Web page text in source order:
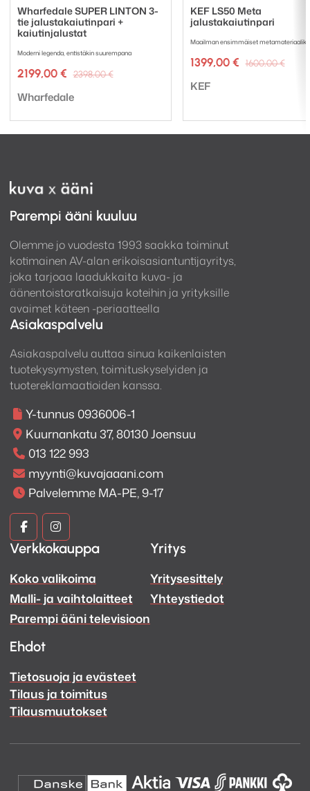
Wharfedale SUPER LINTON 3-
tie jalustakaiutinpari +
kaiutinjalustat
Moderni legenda, entistäkin suurempana
2398,00€Alkuperäinen
2199,00 €
Nykyinen
Tuotemerkki:
Wharfedale
KEF LS50 Meta
jalustakaiutinpari
Maailman ensimmäiset
1600,00€
1399,00 €
Tuotemerkki:
KEF
Parempi ääni kuuluu
Olemme jo vuodesta 1993 saakka toiminut
kotimainen AV-alan erikoisasiantuntijayritys,
joka tarjoaa laadukkaita kuva- ja
äänentoistoratkaisuja koteihin ja yrityksille
avaimet käteen -periaatteella
Asiakaspalvelu
Asiakaspalvelu auttaa sinua kaikenlaisten
tuotekysymysten, toimituskyselyiden ja
tuotereklamaatioiden kanssa.
Y-tunnus 0936006-1
Kuurnankatu 37, 80130 Joensuu
013 122 993
myynti@kuvajaaani.com
Palvelemme MA-PE, 9-17
Kuva
ja
Ääni
Facebook
Kuva
ja
Ääni
Instagram
Verkkokauppa
Koko valikoima
Malli- ja vaihtolaitteet
Parempi ääni televisioon
Yritys
Yritysesittely
Yhteystiedot
Ehdot
Tietosuoja ja evästeet
Tilaus ja toimitus
Tilausmuutokset